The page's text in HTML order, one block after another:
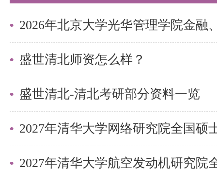
盛世清北师资怎么样？
盛世清北-清北考研部分资料一览